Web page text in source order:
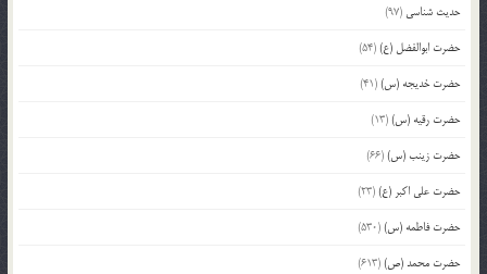
حدیث شناسی (97)
حضرت ابوالفضل (ع)(54)
حضرت خدیجه (س)(41)
حضرت رقیه (س)(13)
حضرت زینب (س)(66)
حضرت علی اکبر (ع)(23)
حضرت فاطمه (س)(530)
حضرت محمد (ص)(613)